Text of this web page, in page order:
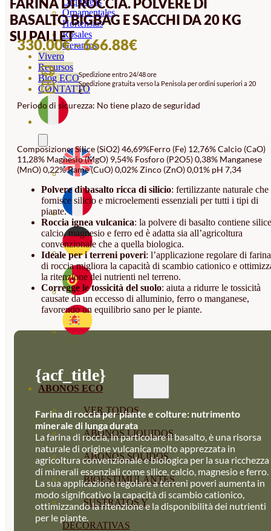
Ornamentales
Hortensias
Rosales
Geranios
Vivero
Recursos
Blog ECO
CONTATTO
ABONOS ECO
VER TODOS
ABONOS LÍQUIDOS
ABONOS SOLIDOS
BIOESTIMULANTES
SUSTRATOS Y
DECORATIVAS
BASALTO BIGBAG E SACCHI DA 20 KG
SU PALLET
330.00€-666.88€FASCIA
PREZZO:
330.00€
666.88€
Spedizione entro 24/48 ore
Spedizione gratuita verso la Penisola per ordini superiori a 20
€
Periodo di sicurezza: No tiene plazo de seguridad
Composizione: Silice (SiO2) 46,69%Ferro (Fe) 12,76% Calcio (CaO)
11,28% Magnesio (MgO) 9,54% Fosforo (P2O5) 0,38% Manganese
(MnO) 0,22% Rame (CuO) 0,02% Zinco (ZnO) 0,01% pH 7,34
Polvere di basalto ricca di silicio: fertilizzante naturale che
fornisce silicio e microelementi essenziali per tutti i tipi di
piante.
Roccia ignea vulcanica: la polvere di basalto contiene
calcio, magnesio e ferro ed è adatta sia all’agricoltura
convenzionale che a quella biologica.
Ideale per i terreni poveri: l’applicazione regolare di farina
di roccia migliora la capacità di scambio cationico e
la ritenzione dei nutrienti nel terreno.
Corregge le tossicità del suolo: aiuta a ridurre le tossicità
causate da un eccesso di alluminio, ferro o manganese,
favorendo un equilibrio sano per le piante.
{acf_title}
Farina di roccia per piante e colture: nutrimento
minerale di lunga durata
La farina di roccia, in particolare il basalto, è una risorsa
naturale di origine vulcanica molto apprezzata in
agricoltura convenzionale e biologica per la sua ricchezza
di minerali essenziali come silice, calcio, magnesio e ferro.
La sua applicazione regolare a terreni poveri aumenta in
modo significativo la capacità di scambio cationico,
ottimizzando la ritenzione e la disponibilità dei nutrienti
per le piante.